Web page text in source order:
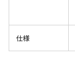
仕様